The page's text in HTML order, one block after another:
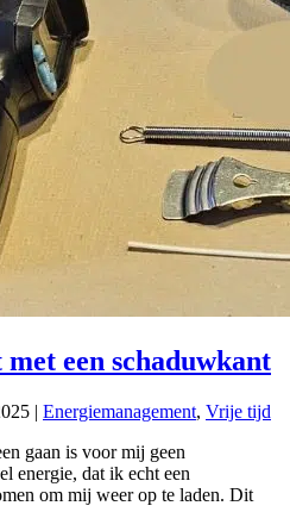
een schaduwkant
| Energiemanagement, Vrije tijd
gaan is voor mij geen
energie, dat ik echt een
om mij weer op te laden. Dit